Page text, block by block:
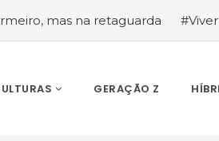
mas na retaguarda
GERAÇÃO Z